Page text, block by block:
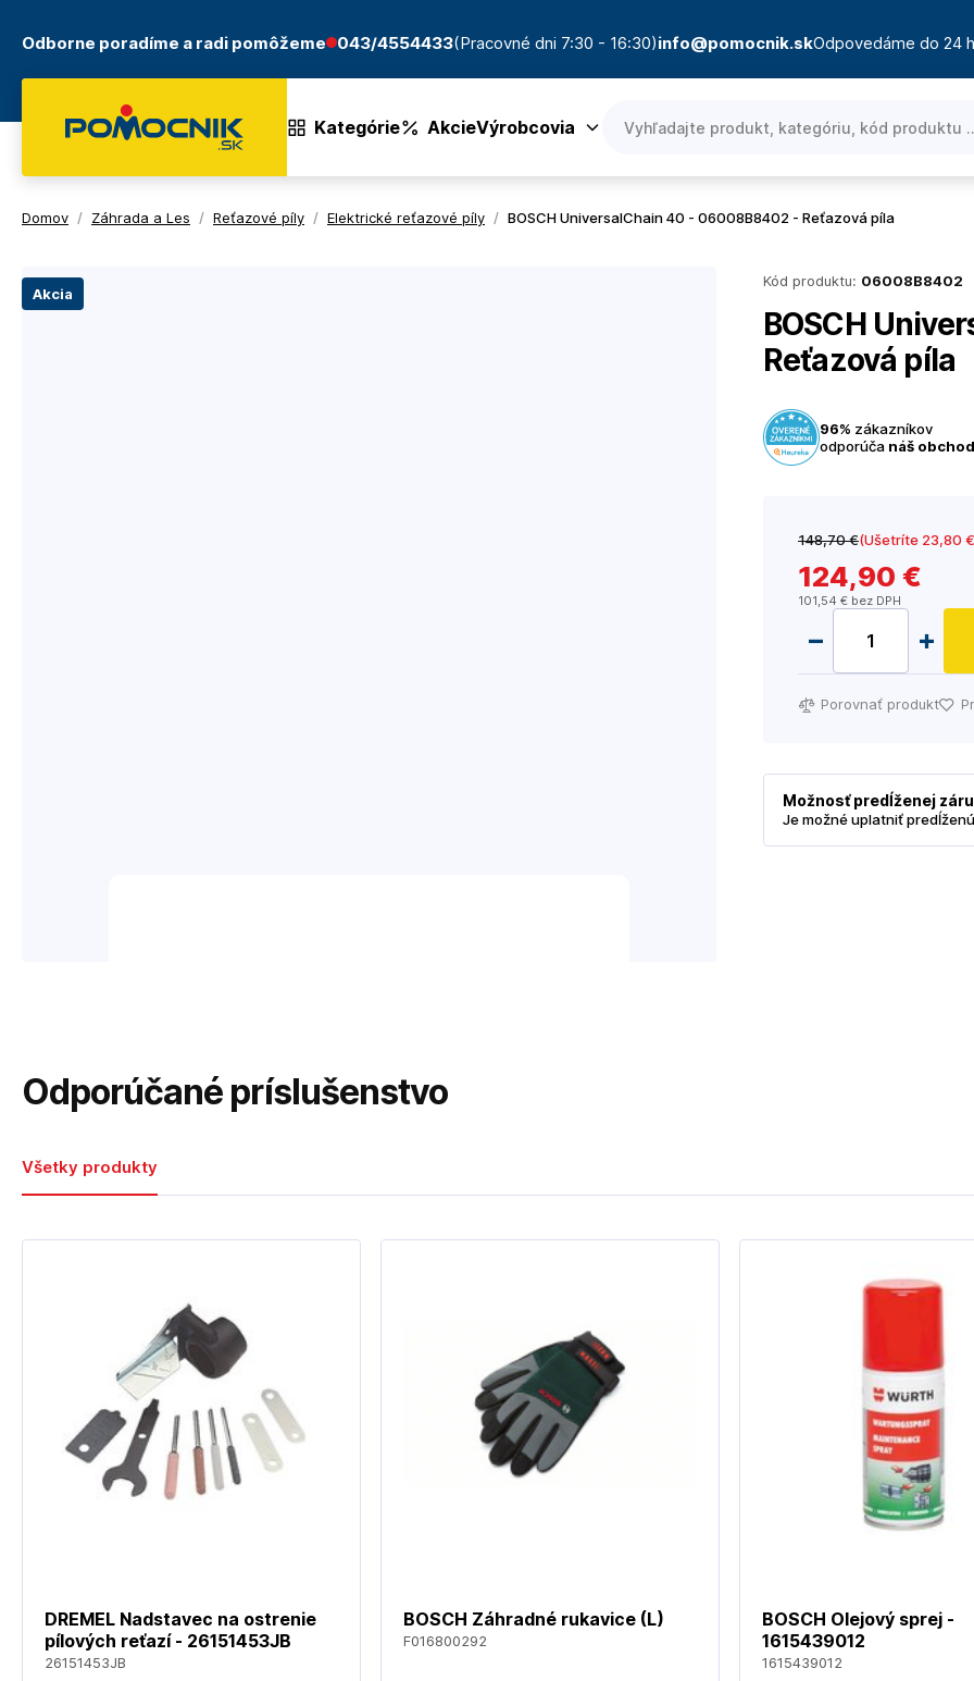
Odborne poradíme a radi pomôžeme 043/4554433(Pracovné dni 7:30 - 16:30)info@pomocnik.skOdpovedáme do 24
Kategórie AkcieVýrobcovia
Domov / Záhrada a Les / Reťazové píly / Elektrické reťazové píly / BOSCH UniversalChain 40 - 06008B8402 - Reťazová píla
Akcia
Kód produktu: 06008B8402
BOSCH
Reťazová píla
96% zákazníkov
odporúča náš obchod
148,70 €(Ušetríte 23,80 €
124,90 €
101,54 € bez DPH
Porovnať produkt
Možnosť predĺženej
Je možné uplatniť predĺženú
Odporúčané príslušenstvo
Všetky produkty
DREMEL Nadstavec na ostrenie
pílových reťazí - 26151453JB
26151453JB
BOSCH Záhradné rukavice (L)
F016800292
BOSCH Olejový sprej -
1615439012
1615439012